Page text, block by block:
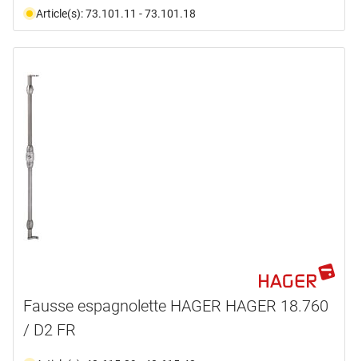
Article(s): 73.101.11 - 73.101.18
Fausse espagnolette HAGER HAGER 18.760
/ D2 FR